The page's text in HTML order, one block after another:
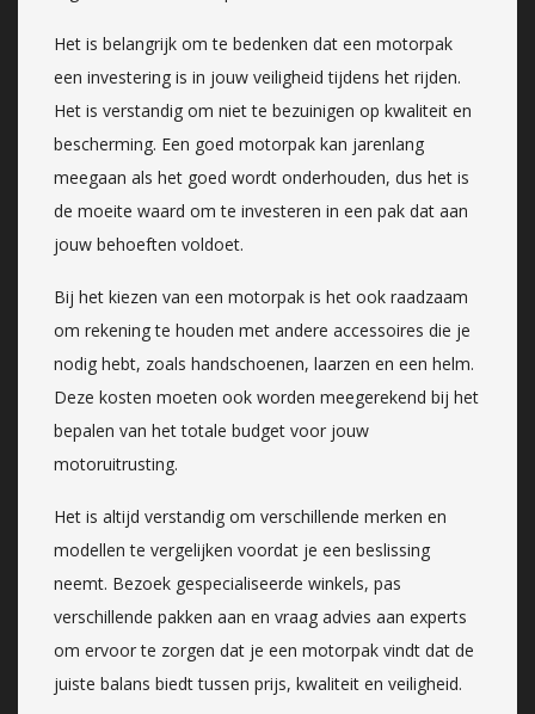
Het is belangrijk om te bedenken dat een motorpak
een investering is in jouw veiligheid tijdens het rijden.
Het is verstandig om niet te bezuinigen op kwaliteit en
bescherming. Een goed motorpak kan jarenlang
meegaan als het goed wordt onderhouden, dus het is
de moeite waard om te investeren in een pak dat aan
jouw behoeften voldoet.
Bij het kiezen van een motorpak is het ook raadzaam
om rekening te houden met andere accessoires die je
nodig hebt, zoals handschoenen, laarzen en een helm.
Deze kosten moeten ook worden meegerekend bij het
bepalen van het totale budget voor jouw
motoruitrusting.
Het is altijd verstandig om verschillende merken en
modellen te vergelijken voordat je een beslissing
neemt. Bezoek gespecialiseerde winkels, pas
verschillende pakken aan en vraag advies aan experts
om ervoor te zorgen dat je een motorpak vindt dat de
juiste balans biedt tussen prijs, kwaliteit en veiligheid.